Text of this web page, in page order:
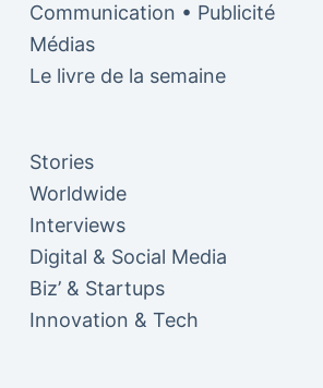
Communication • Publicité
Médias
Le livre de la semaine
Stories
Worldwide
Interviews
Digital & Social Media
Biz’ & Startups
Innovation & Tech